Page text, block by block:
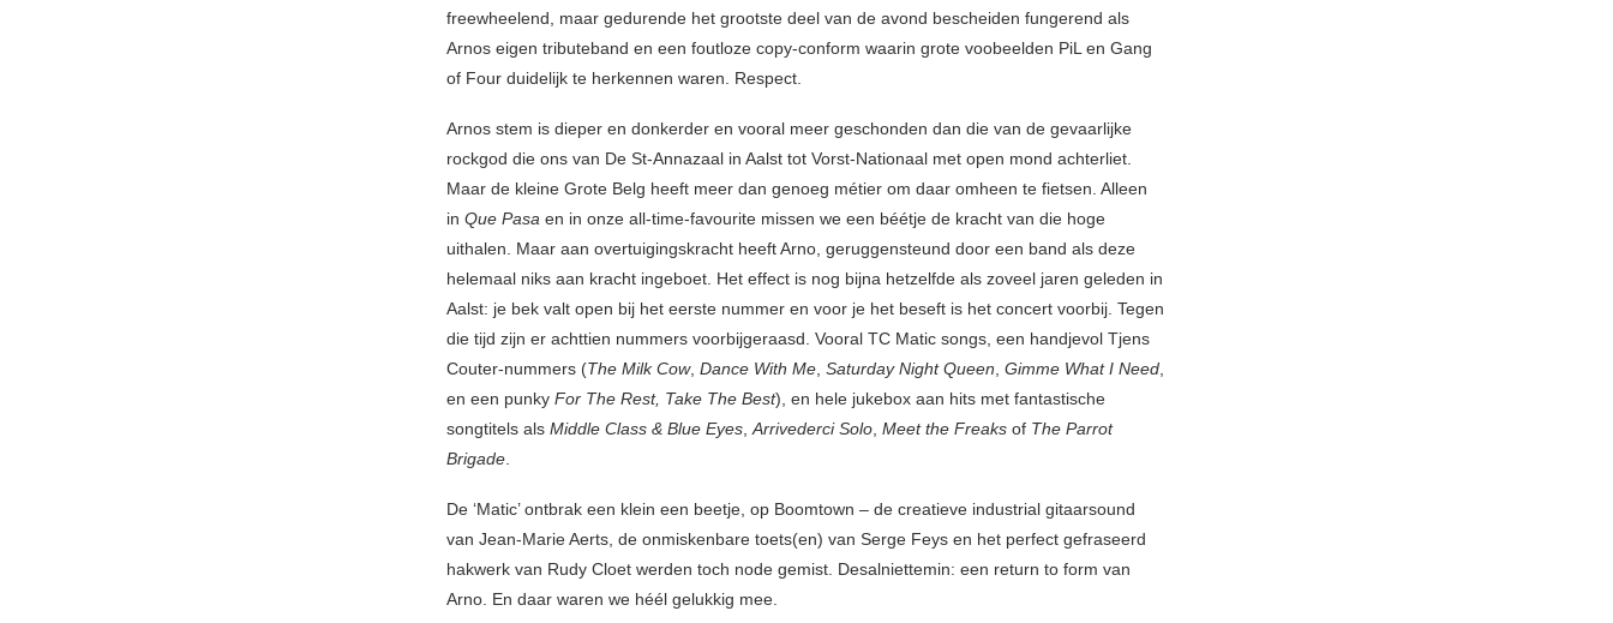
freewheelend, maar gedurende het grootste deel van de avond bescheiden fungerend als
Arnos eigen tributeband en een foutloze copy-conform waarin grote voobeelden PiL en Gang
of Four duidelijk te herkennen waren. Respect.
Arnos stem is dieper en donkerder en vooral meer geschonden dan die van de gevaarlijke
rockgod die ons van De St-Annazaal in Aalst tot Vorst-Nationaal met open mond achterliet.
Maar de kleine Grote Belg heeft meer dan genoeg métier om daar omheen te fietsen. Alleen
in Que Pasa en in onze all-time-favourite missen we een béétje de kracht van die hoge
uithalen. Maar aan overtuigingskracht heeft Arno, geruggensteund door een band als deze
helemaal niks aan kracht ingeboet. Het effect is nog bijna hetzelfde als zoveel jaren geleden in
Aalst: je bek valt open bij het eerste nummer en voor je het beseft is het concert voorbij. Tegen
die tijd zijn er achttien nummers voorbijgeraasd. Vooral TC Matic songs, een handjevol Tjens
Couter-nummers (The Milk Cow, Dance With Me, Saturday Night Queen, Gimme What I Need,
en een punky For The Rest, Take The Best), en hele jukebox aan hits met fantastische
songtitels als Middle Class & Blue Eyes,Arrivederci Solo, Meet the Freaks of The Parrot
Brigade.
De ‘Matic’ ontbrak een klein een beetje, op Boomtown – de creatieve industrial gitaarsound
van Jean-Marie Aerts, de onmiskenbare toets(en) van Serge Feys en het perfect gefraseerd
hakwerk van Rudy Cloet werden toch node gemist. Desalniettemin: een return to form van
Arno. En daar waren we héél gelukkig mee.